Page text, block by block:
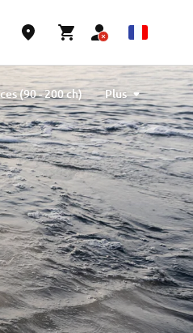
(90 - 200 ch)
Comparateur
électriques
de rigging
Plus